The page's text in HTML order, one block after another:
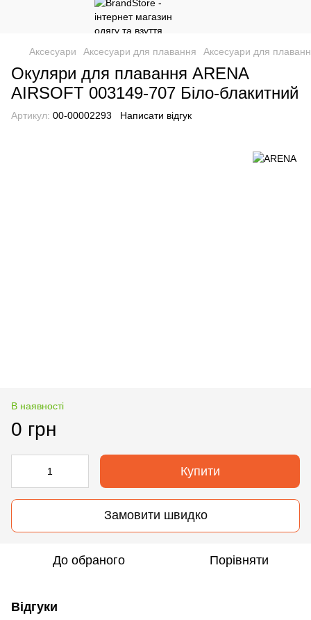
Аксесуари Аксесуари для плавання Аксесуари для
Окуляри для плавання ARENA
AIRSOFT 003149-707 Біло-блакитний
Артикул: 00-00002293 Написати відгук
В наявності
0 грн
Купити
Замовити швидко
До обраного Порівняти
Відгуки